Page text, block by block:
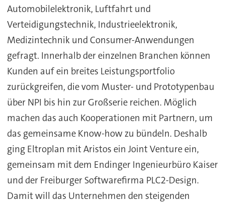
Automobilelektronik, Luftfahrt und
Verteidigungstechnik, Industrieelektronik,
Medizintechnik und Consumer-Anwendungen
gefragt. Innerhalb der einzelnen Branchen können
Kunden auf ein breites Leistungsportfolio
zurückgreifen, die vom Muster- und Prototypenbau
über NPI bis hin zur Großserie reichen. Möglich
machen das auch Kooperationen mit Partnern, um
das gemeinsame Know-how zu bündeln. Deshalb
ging Eltroplan mit Aristos ein Joint Venture ein,
gemeinsam mit dem Endinger Ingenieurbüro Kaiser
und der Freiburger Softwarefirma PLC2-Design.
Damit will das Unternehmen den steigenden